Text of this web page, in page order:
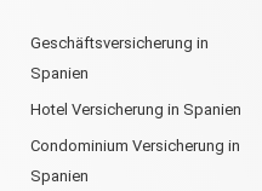
Geschäftsversicherung in
Spanien
Hotel Versicherung in Spanien
Condominium Versicherung in
Spanien